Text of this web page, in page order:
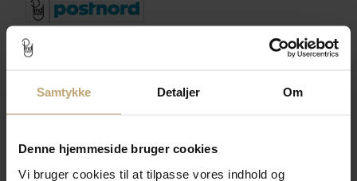
Samtykke Detaljer Om
Denne hjemmeside bruger cookies
Vi bruger cookies til at tilpasse vores indhold og
Betalingsmuligheder